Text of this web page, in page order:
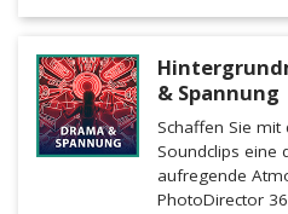
& Spannung
Schaffen Sie
Soundclips eine
aufregende
PhotoDirector